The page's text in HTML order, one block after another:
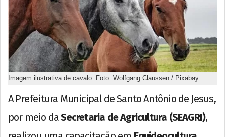
Imagem ilustrativa de cavalo. Foto: Wolfgang Claussen / Pixabay
A Prefeitura Municipal de Santo Antônio de Jesus,
por meio daSecretaria de Agricultura (SEAGRI),